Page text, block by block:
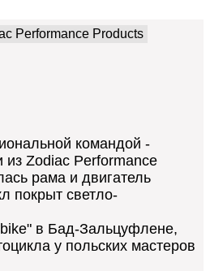
Performance Products
командой -
Zodiac Performance
рама и двигатель
покрыт светло-
в Бад-Зальцуфлене,
у польских мастеров